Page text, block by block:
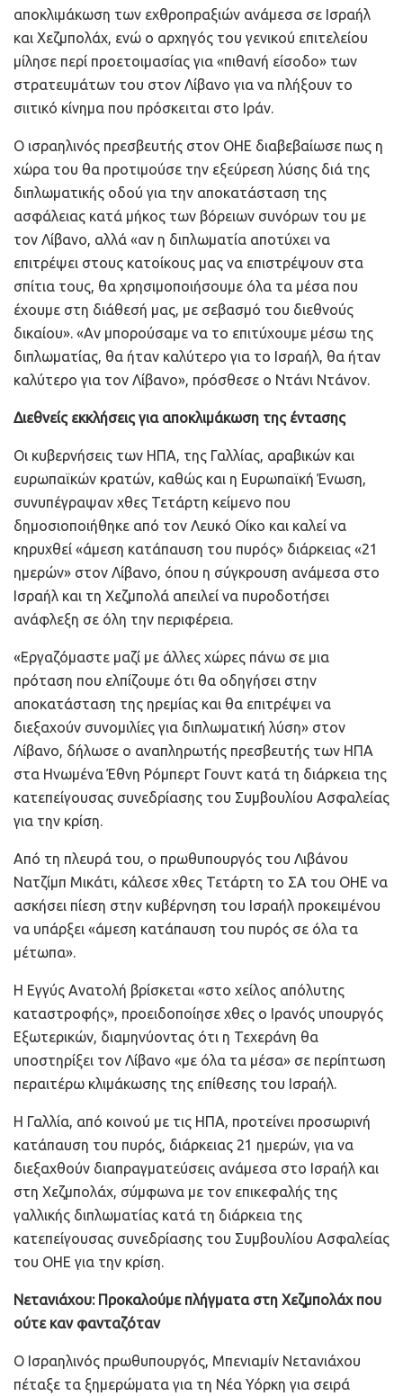
αποκλιμάκωση των εχθροπραξιών ανάμεσα σε Ισραήλ
και Χεζμπολάχ, ενώ ο αρχηγός του γενικού επιτελείου
μίλησε περί προετοιμασίας για «πιθανή είσοδο» των
στρατευμάτων του στον Λίβανο για να πλήξουν το
σιιτικό κίνημα που πρόσκειται στο Ιράν.
Ο ισραηλινός πρεσβευτής στον ΟΗΕ διαβεβαίωσε πως η
χώρα του θα προτιμούσε την εξεύρεση λύσης διά της
διπλωματικής οδού για την αποκατάσταση της
ασφάλειας κατά μήκος των βόρειων συνόρων του με
τον Λίβανο, αλλά «αν η διπλωματία αποτύχει να
επιτρέψει στους κατοίκους μας να επιστρέψουν στα
σπίτια τους, θα χρησιμοποιήσουμε όλα τα μέσα που
έχουμε στη διάθεσή μας, με σεβασμό του διεθνούς
δικαίου». «Αν μπορούσαμε να το επιτύχουμε μέσω της
διπλωματίας, θα ήταν καλύτερο για το Ισραήλ, θα ήταν
καλύτερο για τον Λίβανο», πρόσθεσε ο Ντάνι Ντάνον.
Διεθνείς εκκλήσεις για αποκλιμάκωση της έντασης
Οι κυβερνήσεις των ΗΠΑ, της Γαλλίας, αραβικών και
ευρωπαϊκών κρατών, καθώς και η Ευρωπαϊκή Ένωση,
συνυπέγραψαν χθες Τετάρτη κείμενο που
δημοσιοποιήθηκε από τον Λευκό Οίκο και καλεί να
κηρυχθεί «άμεση κατάπαυση του πυρός» διάρκειας «21
ημερών» στον Λίβανο, όπου η σύγκρουση ανάμεσα στο
Ισραήλ και τη Χεζμπολά απειλεί να πυροδοτήσει
ανάφλεξη σε όλη την περιφέρεια.
«Εργαζόμαστε μαζί με άλλες χώρες πάνω σε μια
πρόταση που ελπίζουμε ότι θα οδηγήσει στην
αποκατάσταση της ηρεμίας και θα επιτρέψει να
διεξαχούν συνομιλίες για διπλωματική λύση» στον
Λίβανο, δήλωσε ο αναπληρωτής πρεσβευτής των ΗΠΑ
στα Ηνωμένα Έθνη Ρόμπερτ Γουντ κατά τη διάρκεια της
κατεπείγουσας συνεδρίασης του Συμβουλίου Ασφαλείας
για την κρίση.
Από τη πλευρά του, ο πρωθυπουργός του Λιβάνου
Νατζίμπ Μικάτι, κάλεσε χθες Τετάρτη το ΣΑ του ΟΗΕ να
ασκήσει πίεση στην κυβέρνηση του Ισραήλ προκειμένου
να υπάρξει «άμεση κατάπαυση του πυρός σε όλα τα
μέτωπα».
Η Εγγύς Ανατολή βρίσκεται «στο χείλος απόλυτης
καταστροφής», προειδοποίησε χθες ο Ιρανός υπουργός
Εξωτερικών, διαμηνύοντας ότι η Τεχεράνη θα
υποστηρίξει τον Λίβανο «με όλα τα μέσα» σε περίπτωση
περαιτέρω κλιμάκωσης της επίθεσης του Ισραήλ.
Η Γαλλία, από κοινού με τις ΗΠΑ, προτείνει προσωρινή
κατάπαυση του πυρός, διάρκειας 21 ημερών, για να
διεξαχθούν διαπραγματεύσεις ανάμεσα στο Ισραήλ και
στη Χεζμπολάχ, σύμφωνα με τον επικεφαλής της
γαλλικής διπλωματίας κατά τη διάρκεια της
κατεπείγουσας συνεδρίασης του Συμβουλίου Ασφαλείας
του ΟΗΕ για την κρίση.
Νετανιάχου: Προκαλούμε πλήγματα στη Χεζμπολάχ που
ούτε καν φανταζόταν
Ο Ισραηλινός πρωθυπουργός, Μπενιαμίν Νετανιάχου
πέταξε τα ξημερώματα για τη Νέα Υόρκη για σειρά